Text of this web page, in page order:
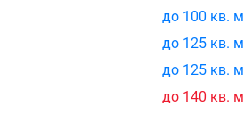
до 100 кв. м
до 125 кв. м
до 125 кв. м
до 140 кв. м